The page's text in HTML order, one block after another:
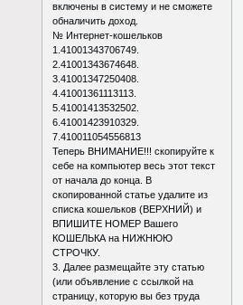
включены в систему и не сможете
обналичить доход.
№ Интернет-кошельков
1.41001343706749.
2.41001343674648.
3.41001347250408.
4.41001361113113.
5.41001413532502.
6.41001423910329.
7.410011054556813
Теперь ВНИМАНИЕ!!! скопируйте к
себе на компьютер весь этот текст
от начала до конца. В
скопированной статье удалите из
списка кошельков (ВЕРХНИЙ) и
ВПИШИТЕ НОМЕР Вашего
КОШЕЛЬКА на НИЖНЮЮ
СТРОЧКУ.
3. Далее размещайте эту статью
(или объявление с ссылкой на
страницу‚ которую вы без труда